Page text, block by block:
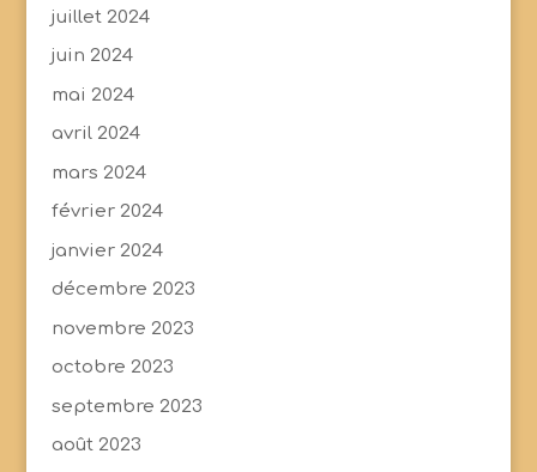
juillet 2024
juin 2024
mai 2024
avril 2024
mars 2024
février 2024
janvier 2024
décembre 2023
novembre 2023
octobre 2023
septembre 2023
août 2023